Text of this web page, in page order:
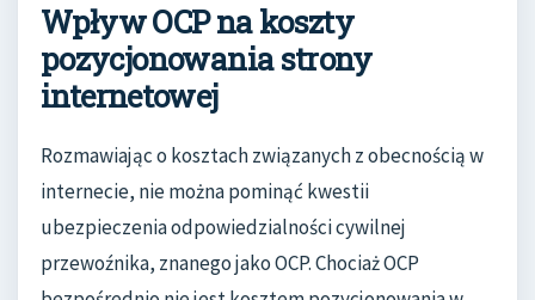
Wpływ OCP na koszty
pozycjonowania strony
internetowej
Rozmawiając o kosztach związanych z obecnością w
internecie, nie można pominąć kwestii
ubezpieczenia odpowiedzialności cywilnej
przewoźnika, znanego jako OCP. Chociaż OCP